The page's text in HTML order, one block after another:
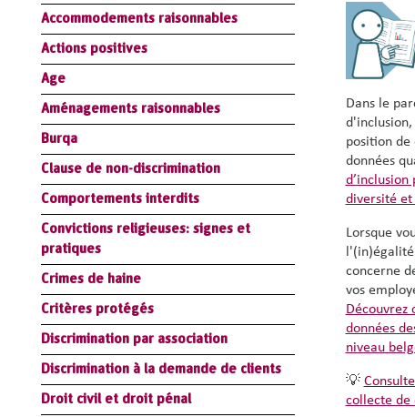
Accommodements raisonnables
Actions positives
Age
Aménagements raisonnables
Burqa
Clause de non-discrimination
Comportements interdits
Convictions religieuses: signes et
pratiques
Crimes de haine
Critères protégés
Discrimination par association
Discrimination à la demande de clients
Droit civil et droit pénal
Dans le
position de
données
diversité
Lorsque
concerne
vos
Découvrez
données
niveau
💡
collecte de